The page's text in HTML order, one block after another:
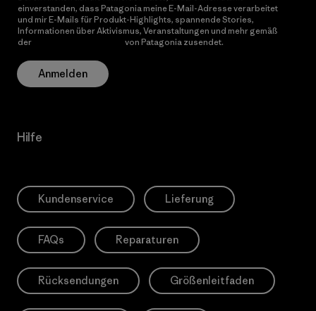
einverstanden, dass Patagonia meine E-Mail-Adresse verarbeitet
und mir E-Mails für Produkt-Highlights, spannende Stories,
Informationen über Aktivismus, Veranstaltungen und mehr gemäß
der
von Patagonia zusendet.
Anmelden
Hilfe
Kundenservice Lieferung
FAQs Reparaturen
Rücksendungen Größenleitfaden